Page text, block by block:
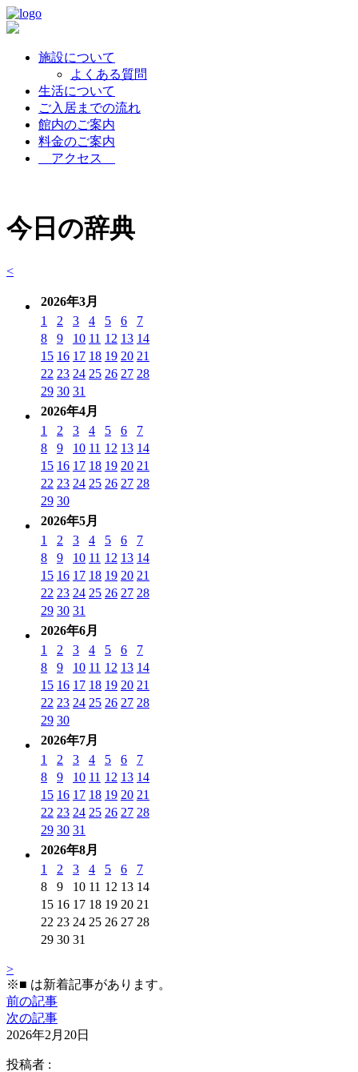
施設について
よくある質問
生活について
ご入居までの流れ
館内のご案内
料金のご案内
アクセス
今日の辞典
<
2026年3月
1
2 3 4 5 6
7
8
9 10 11 12 13 14
15 16 17 18 19 20 21
22 23 24 25 26 27 28
29 30 31
2026年4月
1
2 3 4 5 6
7
8
9 10 11 12 13 14
15 16 17 18 19 20 21
22 23 24 25 26 27 28
29 30
2026年5月
1
2 3 4 5 6
7
8
9 10 11 12 13 14
15 16 17 18 19 20 21
22 23 24 25 26 27 28
29 30 31
2026年6月
1
2 3 4 5 6
7
8
9 10 11 12 13 14
15 16 17 18 19 20 21
22 23 24 25 26 27 28
29 30
2026年7月
1
2 3 4 5 6
7
8
9 10 11 12 13 14
15 16 17 18 19 20 21
22 23 24 25 26 27 28
29 30 31
2026年8月
1
2 3 4 5 6
7
8
9 10 11 12 13 14
15 16 17 18 19 20 21
22 23 24 25 26 27 28
29 30 31
>
※■ は新着記事があります。
前の記事
次の記事
2026年2月20日
投稿者 :